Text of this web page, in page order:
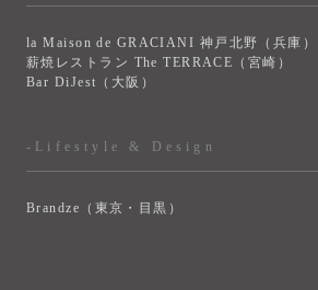
la Maison de GRACIANI 神戸北野（兵庫）
薪焼レストラン The TERRACE（宮崎）
Bar DiJest（大阪）
-Lifestyle & Design
Brandze（東京・目黒）